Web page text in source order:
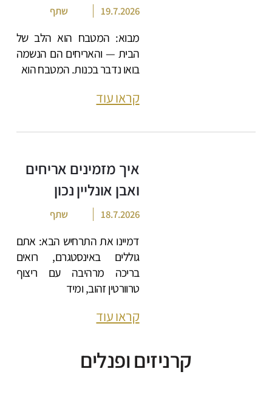
19.7.2026 שתף
מבוא: המטבח הוא הלב של
הבית — והאריחים הם הנשמה
בואו נדבר בכנות. המטבח הוא
קראו עוד
איך מזמינים אריחים
ואבן אונליין נכון
18.7.2026 שתף
דמיינו את התרחיש הבא: אתם
גוללים באינסטגרם, רואים
בריכה מרהיבה עם ריצוף
טרוורטין זהוב, ומיד
קראו עוד
קרניזים ופנלים